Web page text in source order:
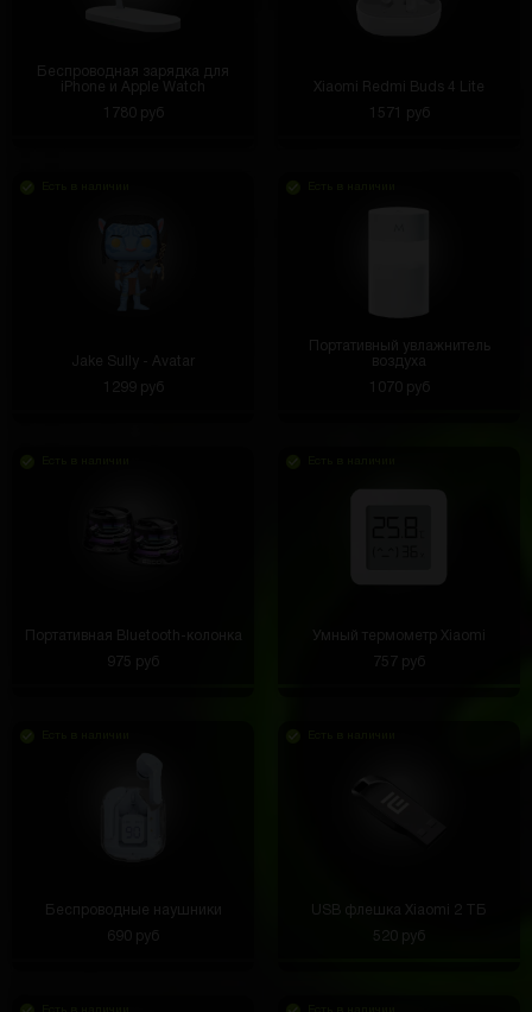
Беспроводная зарядка для
iPhone и Apple Watch
1780 руб
Xiaomi Redmi Buds 4 Lite
1571 руб
Jake Sully - Avatar
1299 руб
Портативный увлажнитель
воздуха
1070 руб
Портативная Bluetooth-колонка
975 руб
Умный термометр Xiaomi
757 руб
Беспроводные наушники
690 руб
USB флешка Xiaomi 2 ТБ
520 руб